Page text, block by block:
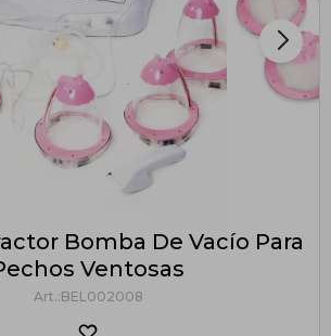
Bomba De Vacío Para
Ventosas
BEL002008